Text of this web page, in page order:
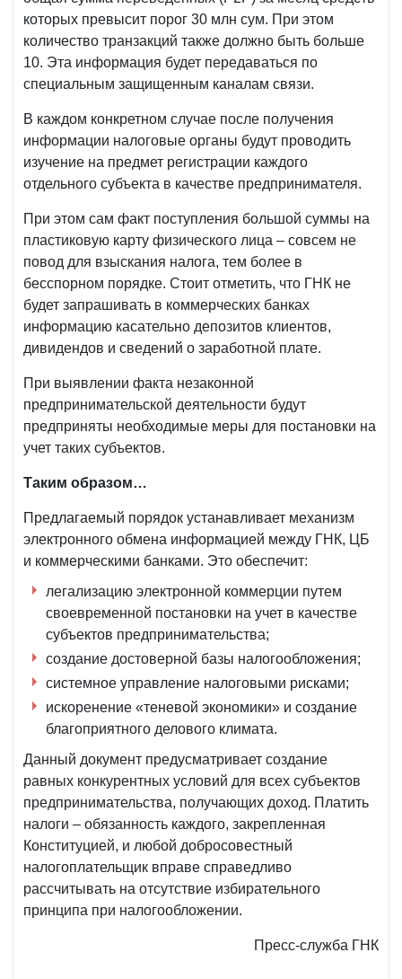
которых превысит порог 30 млн сум. При этом
количество транзакций также должно быть больше
10. Эта информация будет передаваться по
специальным защищенным каналам связи.
В каждом конкретном случае после получения
информации налоговые органы будут проводить
изучение на предмет регистрации каждого
отдельного субъекта в качестве предпринимателя.
При этом сам факт поступления большой суммы на
пластиковую карту физического лица – совсем не
повод для взыскания налога, тем более в
бесспорном порядке. Стоит отметить, что ГНК не
будет запрашивать в коммерческих банках
информацию касательно депозитов клиентов,
дивидендов и сведений о заработной плате.
При выявлении факта незаконной
предпринимательской деятельности будут
предприняты необходимые меры для постановки на
учет таких субъектов.
Таким образом…
Предлагаемый порядок устанавливает механизм
электронного обмена информацией между ГНК, ЦБ
и коммерческими банками. Это обеспечит:
легализацию электронной коммерции путем
своевременной постановки на учет в качестве
субъектов предпринимательства;
создание достоверной базы налогообложения;
системное управление налоговыми рисками;
искоренение «теневой экономики» и создание
благоприятного делового климата.
Данный документ предусматривает создание
равных конкурентных условий для всех субъектов
предпринимательства, получающих доход. Платить
налоги – обязанность каждого, закрепленная
Конституцией, и любой добросовестный
налогоплательщик вправе справедливо
рассчитывать на отсутствие избирательного
принципа при налогообложении.
Пресс-служба ГНК